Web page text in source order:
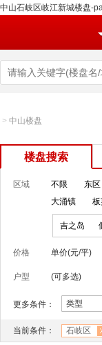
中山石岐区岐江新城楼盘-
> 中山楼盘
楼盘搜索
区域 不限 东区
大涌镇
吉之岛
价格 单价(元/平)
户型 (可多选)
更多条件： 类型
当前条件： 石岐区